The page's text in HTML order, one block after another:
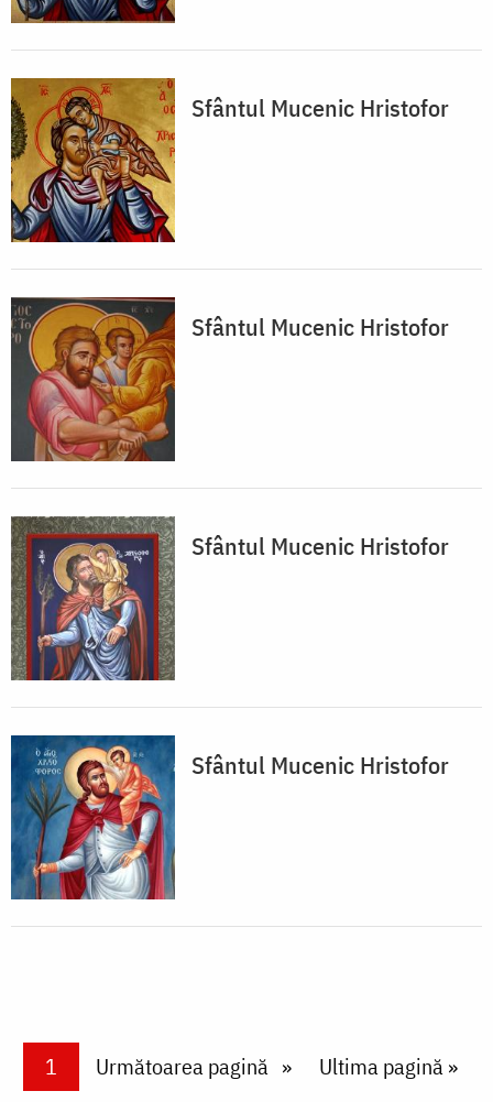
Sfântul Mucenic Hristofor
Sfântul Mucenic Hristofor
Sfântul Mucenic Hristofor
Sfântul Mucenic Hristofor
PaginareCurrent page
1 Next page
Următoarea pagină Last page
Ultima pagină »